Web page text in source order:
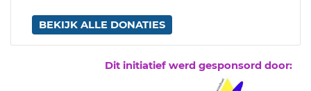
BEKIJK ALLE DONATIES
Dit initiatief werd gesponsord door: